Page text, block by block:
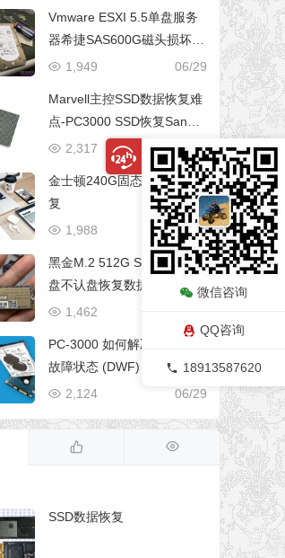
Vmware ESXI 5.5单盘服务
器希捷SAS600G磁头损坏数
据恢复成功
06/29
1,949
Marvell主控SSD数据恢复难
点-PC3000 SSD恢复Sandis
k Ultra II, SSD Plus和WD Bl
ue (Marvell CPU)
06/29
2,317
金士顿240G固态进水数据恢
复
06/29
1,988
黑金M.2 512G SSD固态硬
盘不认盘恢复数据成功案例
1,462
PC-3000 如何解决希捷硬盘
故障状态 (DWF) 问题
06/29
2,124
SSD数据恢复
微信咨询
QQ咨询
18913587620